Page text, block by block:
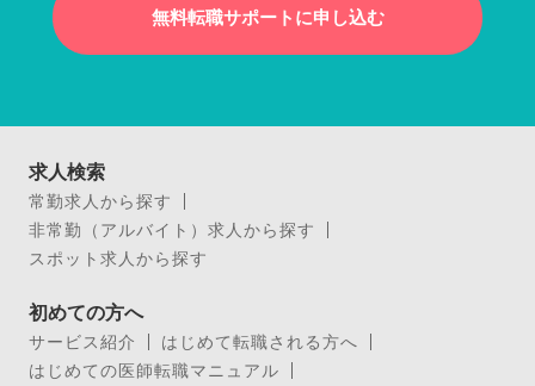
無料転職サポートに申し込む
求人検索
常勤求人から探す
非常勤（アルバイト）求人から探す
スポット求人から探す
初めての方へ
サービス紹介
はじめて転職される方へ
はじめての医師転職マニュアル